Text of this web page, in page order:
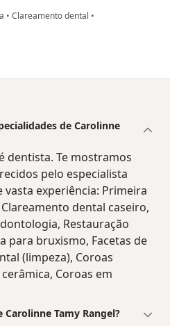
• Clareamento dental •
de Carolinne
dentista. Te mostramos
pelo especialista
experiência: Primeira
dental caseiro,
Restauração
para bruxismo, Facetas de
(limpeza), Coroas
Coroas em
Tamy Rangel?